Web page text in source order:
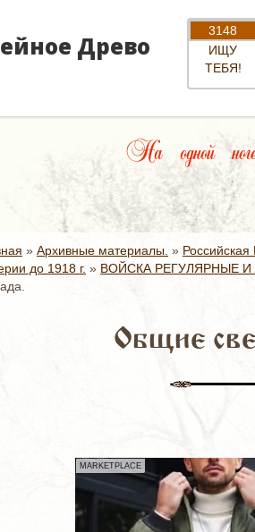
Древо
3148
ИЩУ
ТЕБЯ!
На одной
» Архивные материалы. » Российская
до 1918 г. » ВОЙСКА РЕГУЛЯРНЫЕ
Общие
MARKETPLACE